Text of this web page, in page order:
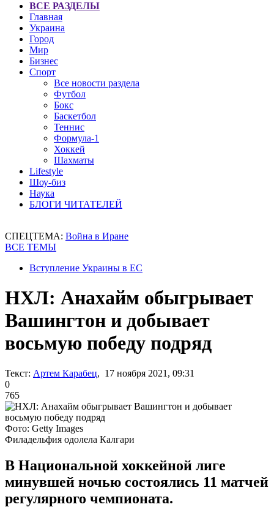
ВСЕ РАЗДЕЛЫ
Главная
Украина
Город
Мир
Бизнес
Спорт
Все новости раздела
Футбол
Бокс
Баскетбол
Теннис
Формула-1
Хоккей
Шахматы
Lifestyle
Шоу-биз
Наука
БЛОГИ ЧИТАТЕЛЕЙ
СПЕЦТЕМА: Война в Иране
ВСЕ ТЕМЫ
Вступление Украины в ЕС
НХЛ: Анахайм обыгрывает
Вашингтон и добывает
восьмую победу подряд
Текст: Артем Карабец, 17 ноября 2021, 09:31
0
765
Фото: Getty Images
Филадельфия одолела Калгари
В Национальной хоккейной лиге
минувшей ночью состоялись 11 матчей
регулярного чемпионата.